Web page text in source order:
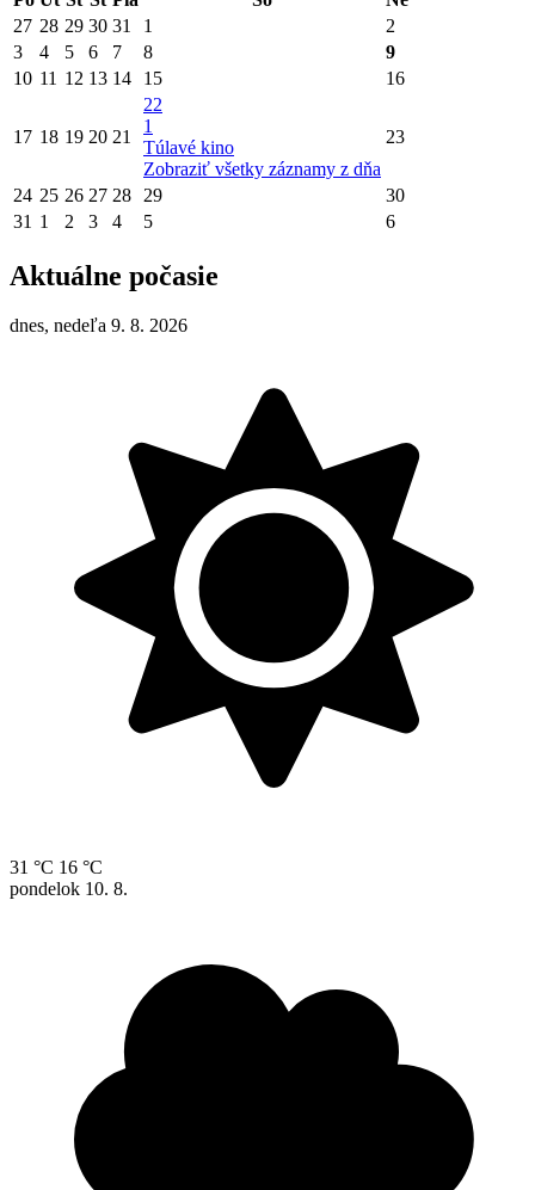
27 28 29 30 31 1
2
3
4 5 6 7 8
9
10 11 12 13 14 15 16
17 18 19 20 21
22
1
Túlavé kino
Zobraziť všetky záznamy z dňa
23
24 25 26 27 28 29
30
31 1 2 3 4 5 6
Aktuálne počasie
dnes, nedeľa 9. 8. 2026
31 °C 16 °C
pondelok 10. 8.